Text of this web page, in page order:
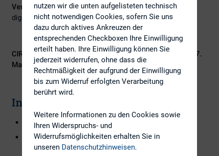
Veranstaltungsort:
digital
CIRA-TV-Veranstaltung „ESG Ratings“amDonnerstag, 27.
Mai 2021, 16:00 Uhr
Inhalte:
Orientierungshilfen im Rating-Dschungel
Welche ESG-Ratings /Indizes sind für
Investorenentscheidungen von Relevanz?
nutzen wir die unten aufgelisteten technisch
nicht notwendigen Cookies, sofern Sie uns
dazu durch aktives Ankreuzen der
entsprechenden Checkboxen Ihre Einwilligung
erteilt haben. Ihre Einwilligung können Sie
jederzeit widerrufen, ohne dass die
Rechtmäßigkeit der aufgrund der Einwilligung
bis zum Widerruf erfolgten Verarbeitung
berührt wird.
Weitere Informationen zu den Cookies sowie
Ihren Widerspruchs- und
Widerrufsmöglichkeiten erhalten Sie in
unseren Datenschutzhinweisen.